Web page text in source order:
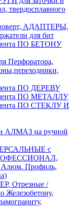
твердосплавного
АДАПТЕРЫ,
для бит
ПО БЕТОНУ
ПО ДЕРЕВУ
ПО МЕТАЛЛУ
ПО СТЕКЛУ И
АЛМАЗ на ручной
с
Алюм. Профиль,
Отрезные /
Железобетону,